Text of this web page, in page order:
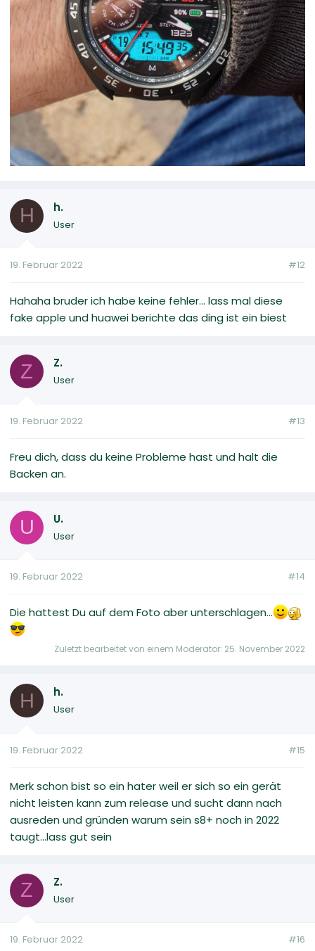
H h.
User
19. Februar 2022 #12
Hahaha bruder ich habe keine fehler... lass mal diese
fake apple und huawei berichte das ding ist ein biest
Z Z.
User
19. Februar 2022 #13
Freu dich, dass du keine Probleme hast und halt die
Backen an.
U U.
User
19. Februar 2022 #14
Die hattest Du auf dem Foto aber unterschlagen...
Zuletzt bearbeitet von einem Moderator: 25. November 2022
H h.
User
19. Februar 2022 #15
Merk schon bist so ein hater weil er sich so ein gerät
nicht leisten kann zum release und sucht dann nach
ausreden und gründen warum sein s8+ noch in 2022
taugt...lass gut sein
Z Z.
User
19. Februar 2022 #16